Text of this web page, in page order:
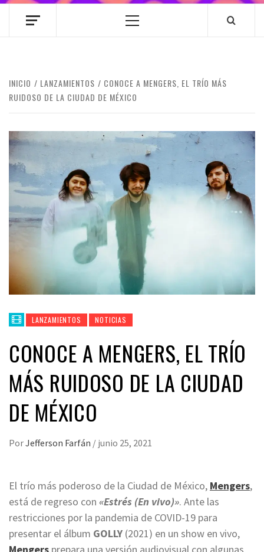
Menú
INICIO LANZAMIENTOS
CONOCE A MENGERS, EL TRÍO MÁS
RUIDOSO DE LA CIUDAD DE MÉXICO
LANZAMIENTOS NOTICIAS
CONOCE A MENGERS, EL TRÍO
MÁS RUIDOSO DE LA CIUDAD
DE MÉXICO
PorJefferson Farfán / junio 25, 2021
El trío más poderoso de la Ciudad de México, Mengers,
está de regreso con «Estrés (En vivo)». Ante las
restricciones por la pandemia de COVID-19 para
presentar el álbum GOLLY (2021) en un show en vivo,